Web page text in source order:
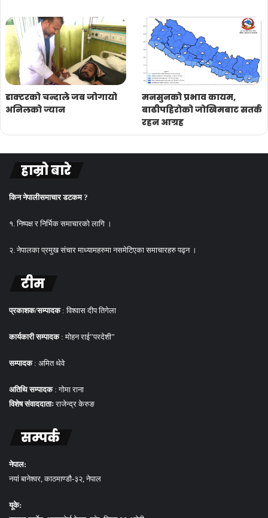
डाक्टरको चन्दाले जब जोगायो
अनिलको ज्यान
मनसुनको प्रभाव कायम,
बाढीपहिरोको जोखिमबाट सतर्क
रहन आग्रह
हाम्रो बारे
किन नेपालीसमाचार डटकम ?
१. निष्पक्ष र निर्भिक समाचारको लागि ।
२. नेपालका प्रमुख संचार माध्यामहरुमा नसमेटिएका समाचारहरु पढ्न ।
टीम
प्रकाशक/सम्पादक : विश्वास दीप तिगेला
कार्यकारी सम्पादक: मोहन राई”परदेशी”
सम्पादक: अमित थेवे
अतिथि सम्पादक: गोमा राना
विशेष संवाददाताःराजेन्द्र केरुङ
सम्पर्क
नेपाल:
नयां बानेश्वर, काठमाण्डौ-३२, नेपाल
यूके: